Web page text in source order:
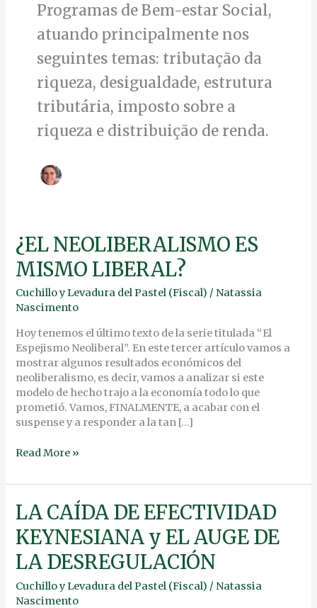
Programas de Bem-estar Social,
atuando principalmente nos
seguintes temas: tributação da
riqueza, desigualdade, estrutura
tributária, imposto sobre a
riqueza e distribuição de renda.
¿EL NEOLIBERALISMO ES
MISMO LIBERAL?
Cuchillo y Levadura del Pastel (Fiscal) /Natassia
Nascimento
Hoy tenemos el último texto de la serie titulada “El
Espejismo Neoliberal”. En este tercer artículo vamos a
mostrar algunos resultados económicos del
neoliberalismo, es decir, vamos a analizar si este
modelo de hecho trajo a la economía todo lo que
prometió. Vamos, FINALMENTE, a acabar con el
suspense y a responder a la tan […]
¿EL
NEOLIBERALISMO
ES
LIBERAL?
Read More »
LA CAÍDA DE EFECTIVIDAD
KEYNESIANA y EL AUGE DE
LA DESREGULACIÓN
Cuchillo y Levadura del Pastel (Fiscal) /Natassia
Nascimento
LA
CAÍDA
DE
EFECTIVIDAD
KEYNESIANA
y
EL